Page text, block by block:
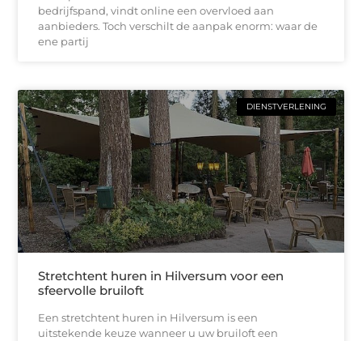
bedrijfspand, vindt online een overvloed aan
aanbieders. Toch verschilt de aanpak enorm: waar de
ene partij
DIENSTVERLENING
Stretchtent huren in Hilversum voor een
sfeervolle bruiloft
Een stretchtent huren in Hilversum is een
uitstekende keuze wanneer u uw bruiloft een